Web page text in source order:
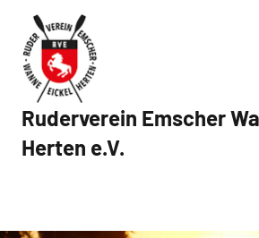
Inhalt
springen
Ruderverein Emscher
Herten e.V.